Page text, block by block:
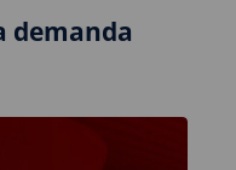
demanda